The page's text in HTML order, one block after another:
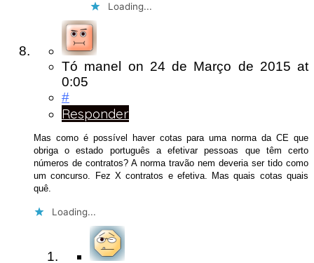
Loading...
Tó manel on 24 de Março de 2015 at
0:05
#
Responder
Mas como é possível haver cotas para uma norma da CE que
obriga o estado português a efetivar pessoas que têm certo
números de contratos? A norma travão nem deveria ser tido como
um concurso. Fez X contratos e efetiva. Mas quais cotas quais
quê.
Loading...